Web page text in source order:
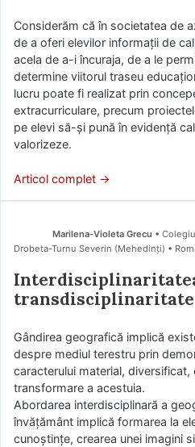
Considerăm că în societatea de
de a oferi elevilor informații de
acela de a-i încuraja, de a le
determine viitorul traseu
lucru poate fi realizat prin
extracurriculare, precum
pe elevi să-și pună în evidență
valorizeze.
Articol complet →
Marilena-Violeta Grecu •
Drobeta-Turnu Severin (Mehedinţi) •
Gândirea geografică implică
despre mediul terestru prin
caracterului material,
transformare a acestuia.
Abordarea interdisciplinară a
învățământ implică formarea la
cunoștințe, crearea unei imagini